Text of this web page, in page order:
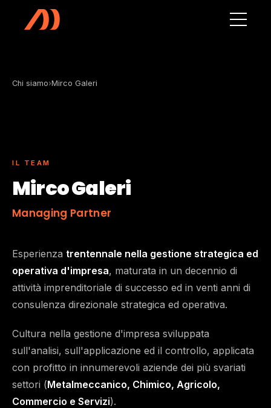
Vai al contenuto principale
Chi siamo›Mirco Galeri
IL TEAM
Mirco Galeri
Managing Partner
Esperienza trentennale nella gestione strategica ed
operativa d'impresa, maturata in un decennio di
attività imprenditoriale di successo ed in venti anni di
consulenza direzionale strategica ed operativa.
Cultura nella gestione d'impresa sviluppata
sull'analisi, sull'applicazione ed il controllo, applicata
con profitto in innumerevoli aziende dei più svariati
settori (Metalmeccanico, Chimico, Agricolo,
Commercio e Servizi).